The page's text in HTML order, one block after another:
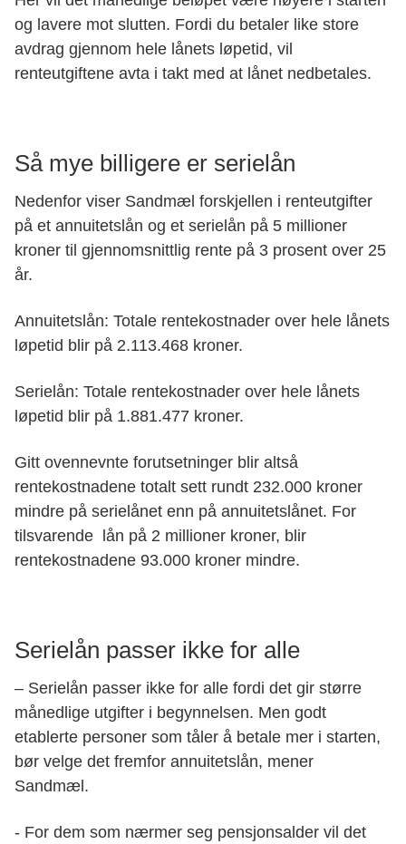
og lavere mot slutten. Fordi du betaler like store
avdrag gjennom hele lånets løpetid, vil
renteutgiftene avta i takt med at lånet nedbetales.
Så mye billigere er serielån
Nedenfor viser Sandmæl forskjellen i renteutgifter
på et annuitetslån og et serielån på 5 millioner
kroner til gjennomsnittlig rente på 3 prosent over 25
år.
Annuitetslån: Totale rentekostnader over hele lånets
løpetid blir på 2.113.468 kroner.
Serielån: Totale rentekostnader over hele lånets
løpetid blir på 1.881.477 kroner.
Gitt ovennevnte forutsetninger blir altså
rentekostnadene totalt sett rundt 232.000 kroner
mindre på serielånet enn på annuitetslånet. For
tilsvarende lån på 2 millioner kroner, blir
rentekostnadene 93.000 kroner mindre.
Serielån passer ikke for alle
– Serielån passer ikke for alle fordi det gir større
månedlige utgifter i begynnelsen. Men godt
etablerte personer som tåler å betale mer i starten,
bør velge det fremfor annuitetslån, mener
Sandmæl.
- For dem som nærmer seg pensjonsalder vil det